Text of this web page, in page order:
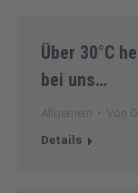
Über 30°C
bei uns…
Details